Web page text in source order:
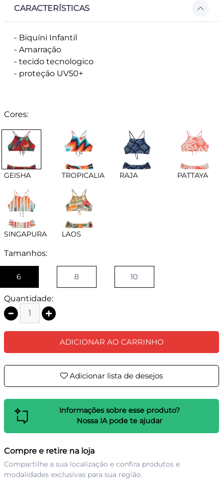
CARACTERÍSTICAS
- Biquíni Infantil
- Amarração
- tecido tecnologico
- proteção UV50+
Cores:
GEISHA TROPICALIA RAJA PATTAYA
SINGAPURA LAOS
Tamanhos:
6 8 10
Quantidade:
ADICIONAR AO CARRINHO
Adicionar lista de desejos
Informações sobre esse produto?
Nossa IA pode te ajudar
Compre e retire na loja
Compartilhe a sua localização e confira produtos e
modalidades exclusivas para sua região.